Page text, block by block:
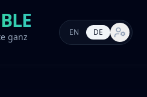
ganz
EN DE Markt-